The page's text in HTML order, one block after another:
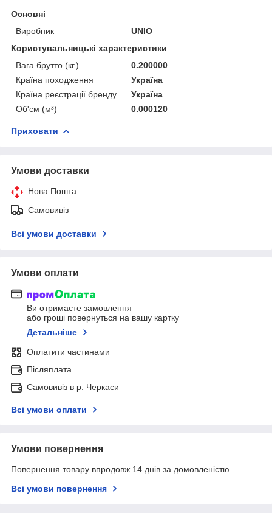
Основні
Виробник
UNIO
Користувальницькі характеристики
Вага брутто (кг.)
0.200000
Країна походження
Україна
Країна реєстрації бренду
Україна
Об'єм (м³)
0.000120
Приховати
Умови доставки
Нова Пошта
Самовивіз
Всі умови доставки
Умови оплати
Ви отримаєте замовлення
або гроші повернуться на вашу картку
Детальніше
Оплатити частинами
Післяплата
Самовивіз в р. Черкаси
Всі умови оплати
Умови повернення
Повернення товару впродовж 14 днів за домовленістю
Всі умови повернення